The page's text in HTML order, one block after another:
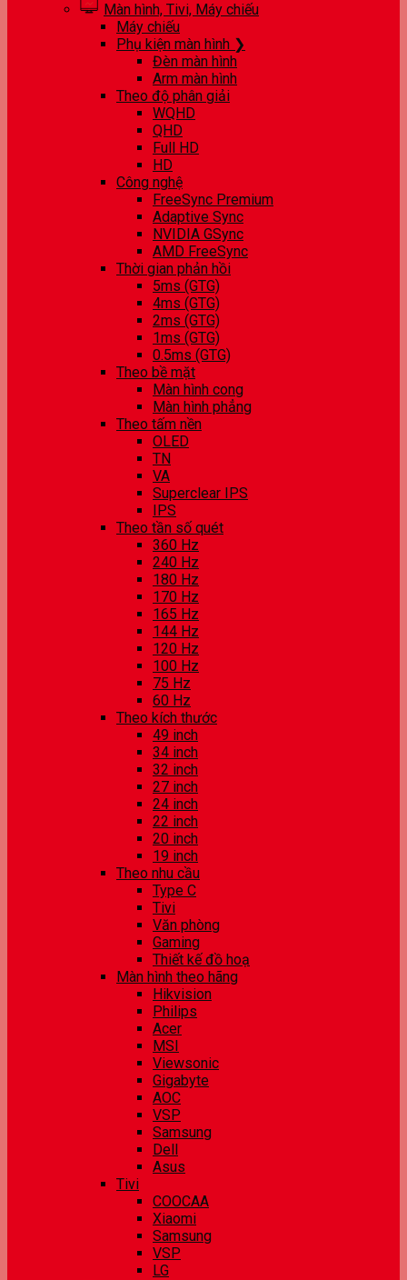
Màn hình, Tivi, Máy chiếu
Máy chiếu
Phụ kiện màn hình ❯
Đèn màn hình
Arm màn hình
Theo độ phân giải
WQHD
QHD
Full HD
HD
Công nghệ
FreeSync Premium
Adaptive Sync
NVIDIA GSync
AMD FreeSync
Thời gian phản hồi
5ms (GTG)
4ms (GTG)
2ms (GTG)
1ms (GTG)
0.5ms (GTG)
Theo bề mặt
Màn hình cong
Màn hình phẳng
Theo tấm nền
OLED
TN
VA
Superclear IPS
IPS
Theo tần số quét
360 Hz
240 Hz
180 Hz
170 Hz
165 Hz
144 Hz
120 Hz
100 Hz
75 Hz
60 Hz
Theo kích thước
49 inch
34 inch
32 inch
27 inch
24 inch
22 inch
20 inch
19 inch
Theo nhu cầu
Type C
Tivi
Văn phòng
Gaming
Thiết kế đồ hoạ
Màn hình theo hãng
Hikvision
Philips
Acer
MSI
Viewsonic
Gigabyte
AOC
VSP
Samsung
Dell
Asus
Tivi
COOCAA
Xiaomi
Samsung
VSP
LG